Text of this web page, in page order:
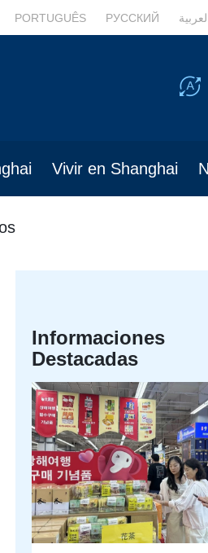
PORTUGUÊS РУССКИЙ العربية
Vivir en Shanghai
Informaciones
Destacadas